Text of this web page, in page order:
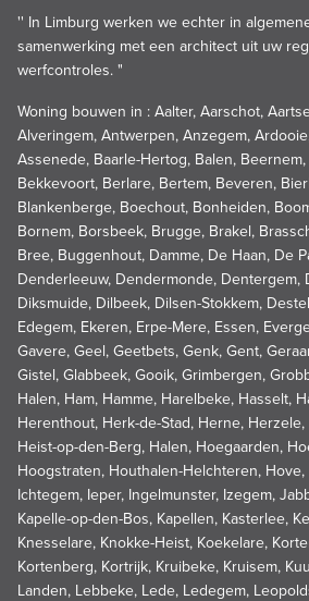
'' In Limburg werken we echter in
samenwerking met een architect uit uw
werfcontroles. "
Woning bouwen in : Aalter, Aarschot,
Alveringem, Antwerpen, Anzegem,
Assenede, Baarle-Hertog, Balen,
Bekkevoort, Berlare, Bertem, Beveren,
Blankenberge, Boechout, Bonheiden,
Bornem, Borsbeek, Brugge, Brakel,
Bree, Buggenhout, Damme, De Haan, De
Denderleeuw, Dendermonde, Dentergem,
Diksmuide, Dilbeek, Dilsen-Stokkem,
Edegem, Ekeren, Erpe-Mere, Essen,
Gavere, Geel, Geetbets, Genk, Gent,
Gistel, Glabbeek, Gooik, Grimbergen,
Halen, Ham, Hamme, Harelbeke, Hasselt,
Herenthout, Herk-de-Stad, Herne,
Heist-op-den-Berg, Halen, Hoegaarden,
Hoogstraten, Houthalen-Helchteren,
Ichtegem, Ieper, Ingelmunster, Izegem,
Kapelle-op-den-Bos, Kapellen, Kasterlee,
Knesselare, Knokke-Heist, Koekelare,
Kortenberg, Kortrijk, Kruibeke, Kruisem,
Landen, Lebbeke, Lede, Ledegem,